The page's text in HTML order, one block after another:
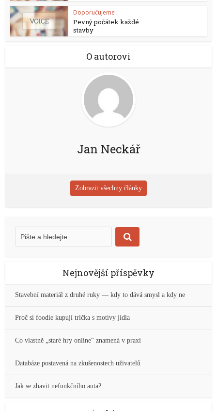
Doporučujeme
Pevný počátek každé
stavby
O autorovi
Jan Neckář
Zobrazit všechny články
Nejnovější příspěvky
Stavební materiál z druhé ruky — kdy to dává smysl a kdy ne
Proč si foodie kupují trička s motivy jídla
Co vlastně „staré hry online“ znamená v praxi
Databáze postavená na zkušenostech uživatelů
Jak se zbavit nefunkčního auta?